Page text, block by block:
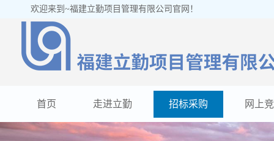
欢迎来到~福建立勤项目管理有限公司官网！
首页 走进立勤 招标采购 网上